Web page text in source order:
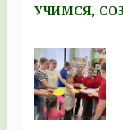
УЧИМСЯ,